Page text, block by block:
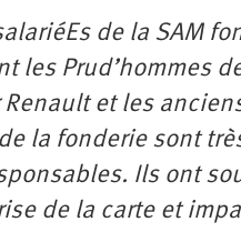
de la SAM
les Prud’hommes
Renault et les
la fonderie sont
Ils ont
de la carte et